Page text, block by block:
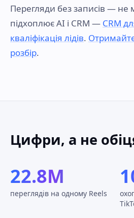
Перегляди без записів — не
підхоплює AI і CRM — CRM
кваліфікація лідів.
розбір.
Цифри, а не
22.8M
переглядів на одному Reels